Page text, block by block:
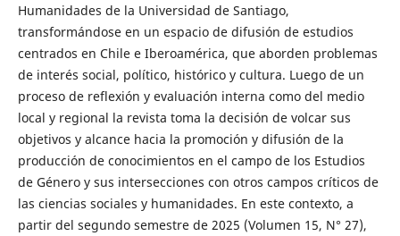
Humanidades de la Universidad de Santiago,
transformándose en un espacio de difusión de estudios
centrados en Chile e Iberoamérica, que aborden problemas
de interés social, político, histórico y cultura. Luego de un
proceso de reflexión y evaluación interna como del medio
local y regional la revista toma la decisión de volcar sus
objetivos y alcance hacia la promoción y difusión de la
producción de conocimientos en el campo de los Estudios
de Género y sus intersecciones con otros campos críticos de
las ciencias sociales y humanidades. En este contexto, a
partir del segundo semestre de 2025 (Volumen 15, N° 27),